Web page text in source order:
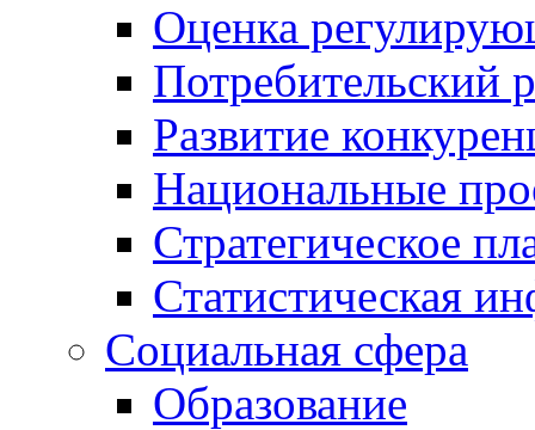
Оценка
Потребительский
Развитие
Национальные
Стратегическое
Статистическая
Социальная сфера
Образование